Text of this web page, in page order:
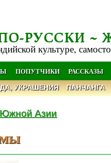
РУССКИ ~
культуре,
ПОПУТЧИКИ РАССКАЗЫ
УКРАШЕНИЯ ПАНЧАНГА
Азии